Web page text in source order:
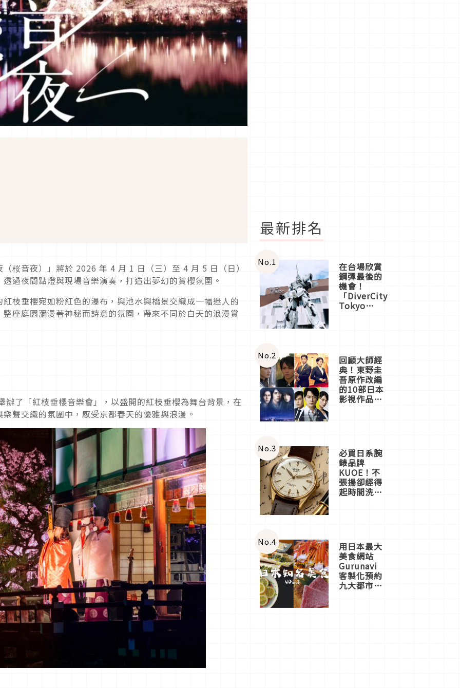
桜音夜）」將於 2026 年 4 月 1 日（三）至 4 月 5 日（日）
過夜間點燈與現場音樂演奏，打造出夢幻的賞櫻氛圍。
枝垂櫻宛如粉紅色的瀑布，與池水與橋景交織成一幅迷人的
座庭園瀰漫著神秘而詩意的氛圍，帶來不同於白天的浪漫賞
了「紅枝垂櫻音樂會」，以盛開的紅枝垂櫻為舞台背景，在
聲交織的氛圍中，感受京都春天的優雅與浪漫。
最新排名
No.1 在台場欣賞
鋼彈最後的
機會！
「DiverCity
Tokyo
體驗
No.2 回顧大師經
典！東野圭
吾原作改編
的10部日本
影視作品推
No.3 必買日系腕
錶品牌
KUOE！不
張揚卻經得
起時間洗鍊
No.4 用日本最大
美食網站
Gurunavi
客製化預約
九大都市餐